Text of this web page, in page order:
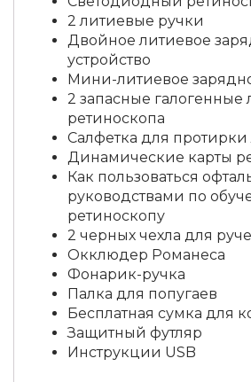
2 литиевые ручки
Двойное литиевое
устройство
Мини-литиевое
2 запасные галогенные
ретиноскопа
Салфетка для протирки
Динамические карты
Как пользоваться
руководствами по
ретиноскопу
2 черных чехла для
Окклюдер Романеса
Фонарик-ручка
Палка для попугаев
Бесплатная сумка для
Защитный футляр
Инструкции USB